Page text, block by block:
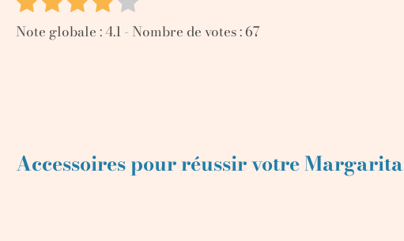
Note globale :4.1- Nombre de votes :67
Accessoires pour réussir votre Margarita